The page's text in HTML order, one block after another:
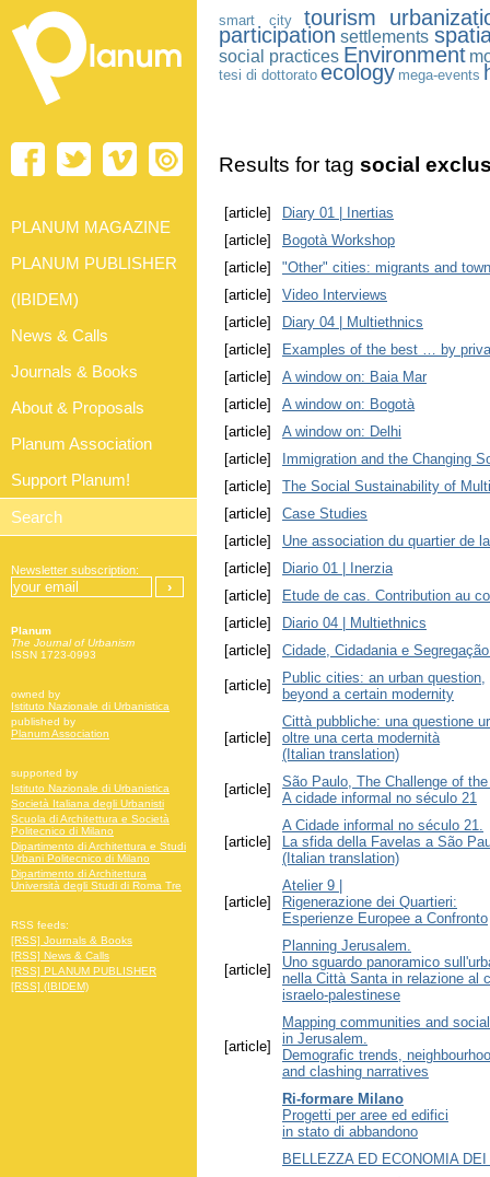
smart city tourism
participation settlements
social practices Environment
tesi di dottorato ecology mega-events
Results for tag social
[article]
Diary 01 | Inertias
[article]
Bogotà Workshop
[article]
"Other" cities: migrants and
[article]
Video Interviews
[article]
Diary 04 | Multiethnics
[article]
Examples of the best … by
[article]
A window on: Baia Mar
[article]
A window on: Bogotà
[article]
A window on: Delhi
[article]
Immigration and the Changing
[article]
The Social Sustainability of
[article]
Case Studies
[article]
Une association du quartier de
[article]
Diario 01 | Inerzia
[article]
Etude de cas. Contribution au
[article]
Diario 04 | Multiethnics
[article]
Cidade, Cidadania e
[article]
Public cities: an urban question,
beyond a certain modernity
[article]
Città pubbliche: una questione
oltre una certa modernità
(Italian translation)
[article]
São Paulo, The Challenge of
A cidade informal no século 21
[article]
A Cidade informal no século 21.
La sfida della Favelas a São
(Italian translation)
[article]
Atelier 9 |
Rigenerazione dei Quartieri:
Esperienze Europee a Confronto
[article]
Planning Jerusalem.
Uno sguardo panoramico
nella Città Santa in relazione al
israelo-palestinese
[article]
Mapping communities and
in Jerusalem.
Demografic trends,
and clashing narratives
Ri-formare Milano
Progetti per aree ed edifici
in stato di abbandono
BELLEZZA ED ECONOMIA
PLANUM MAGAZINE
PLANUM PUBLISHER
(IBIDEM)
News & Calls
Journals & Books
About & Proposals
Planum Association
Support Planum!
Newsletter subscription:
Planum
The Journal of Urbanism
ISSN 1723-0993
owned by
Istituto Nazionale di Urbanistica
published by
Planum Association
supported by
Istituto Nazionale di Urbanistica
Società Italiana degli Urbanisti
Scuola di Architettura e Società
Politecnico di Milano
Dipartimento di Architettura e Studi
Urbani Politecnico di Milano
Dipartimento di Architettura
Università degli Studi di Roma Tre
RSS feeds:
[RSS] Journals & Books
[RSS] News & Calls
[RSS] PLANUM PUBLISHER
[RSS] (IBIDEM)